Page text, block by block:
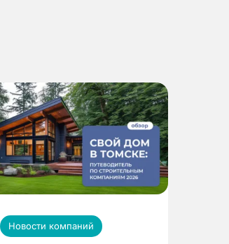
Новости компаний